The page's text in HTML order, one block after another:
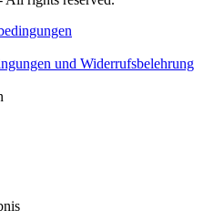
und Widerrufsbelehrung